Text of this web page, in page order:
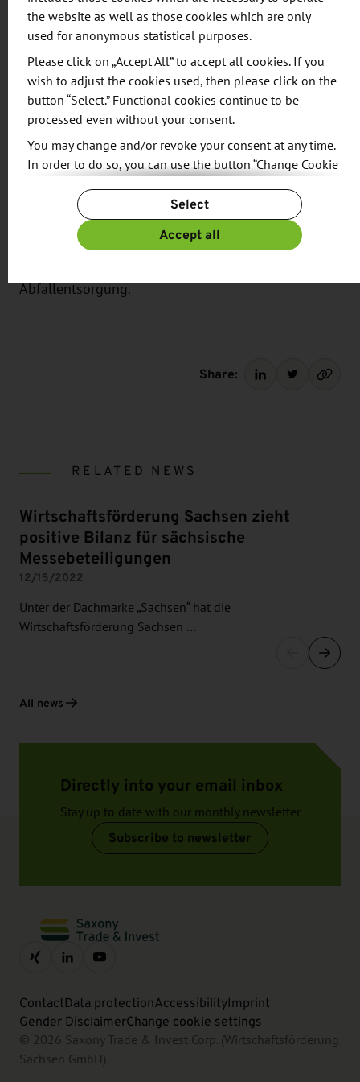
Auftrag des Sächsischen Staatsministeriums für
Wirtschaft, Arbeit und Verkehr (SMWA) organisiert.
Hintergrund:
Die VAE haben mit der „Energy Strategy 2050“ eine
umfassende Klimastrategie formuliert. Bis 2050
sollen insgesamt 163 Mrd. US-Dollar in
erneuerbare Energien und Nachhaltigkeit investiert
werden. Der Anteil regenerativer Energien soll
dabei auf 44 Prozent ansteigen. Weiterhin setzt das
Land u.a. auf E-Mobilität, höhere Energieeffizienz in
Abfallentsorgung.
Share:
RELATED NEWS
Wirtschaftsförderung Sachsen zieht
positive Bilanz für sächsische
Messebeteiligungen
12/15/2022
Unter der Dachmarke „Sachsen“ hat die
Wirtschaftsförderung Sachsen …
All news
Directly into your email inbox
Stay up to date with our monthly newsletter
Subscribe to newsletter
ContactData protectionAccessibilityImprint
Gender DisclaimerChange cookie settings
© 2026 Saxony Trade & Invest Corp. (Wirtschaftsförderung
Sachsen GmbH)
the website as well as those cookies which are only
used for anonymous statistical purposes.
Please click on „Accept All” to accept all cookies. If you
wish to adjust the cookies used, then please click on the
button “Select.” Functional cookies continue to be
processed even without your consent.
You may change and/or revoke your consent at any time.
In order to do so, you can use the button “Change Cookie
For more information, please see our
Privacy Policy.
Additional information can be found in our
Imprint
Select
Accept all